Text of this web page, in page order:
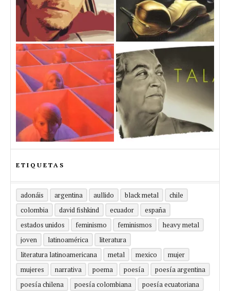
ETIQUETAS
adonáis argentina aullido black metal
chile
colombia
david fishkind ecuador
españa
estados unidos
feminismo feminismos
heavy metal
joven
latinoamérica
literatura
literatura latinoamericana
metal mexico
mujer
mujeres
narrativa poema poesía
poesía argentina
poesía chilena
poesía colombiana
poesía ecuatoriana